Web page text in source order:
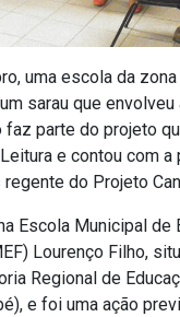
uma escola da
sarau que
faz parte do projeto
e contou com a
do Projeto
Escola Municipal de
Lourenço Filho,
Regional de
e foi uma ação